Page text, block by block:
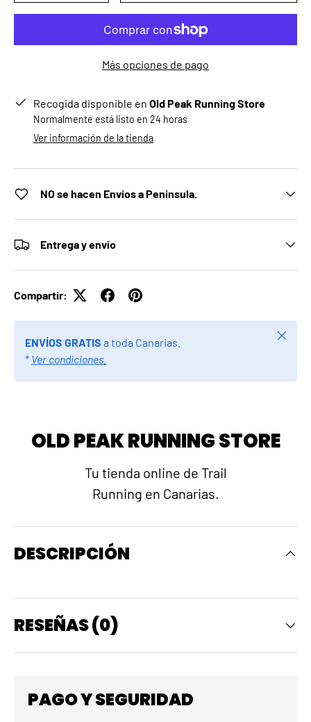
Más opciones de pago
Recogida disponible en Old Peak Running Store
Normalmente está listo en 24 horas
Ver información de la tienda
NO se hacen Envíos a Península.
Entrega y envío
Compartir:
ENVÍOS GRATIS a toda Canarias.
* Ver condiciones.
Cerrar
OLD PEAK RUNNING STORE
Tu tienda online de Trail
Running en Canarias.
DESCRIPCIÓN
RESEÑAS (0)
PAGO Y SEGURIDAD